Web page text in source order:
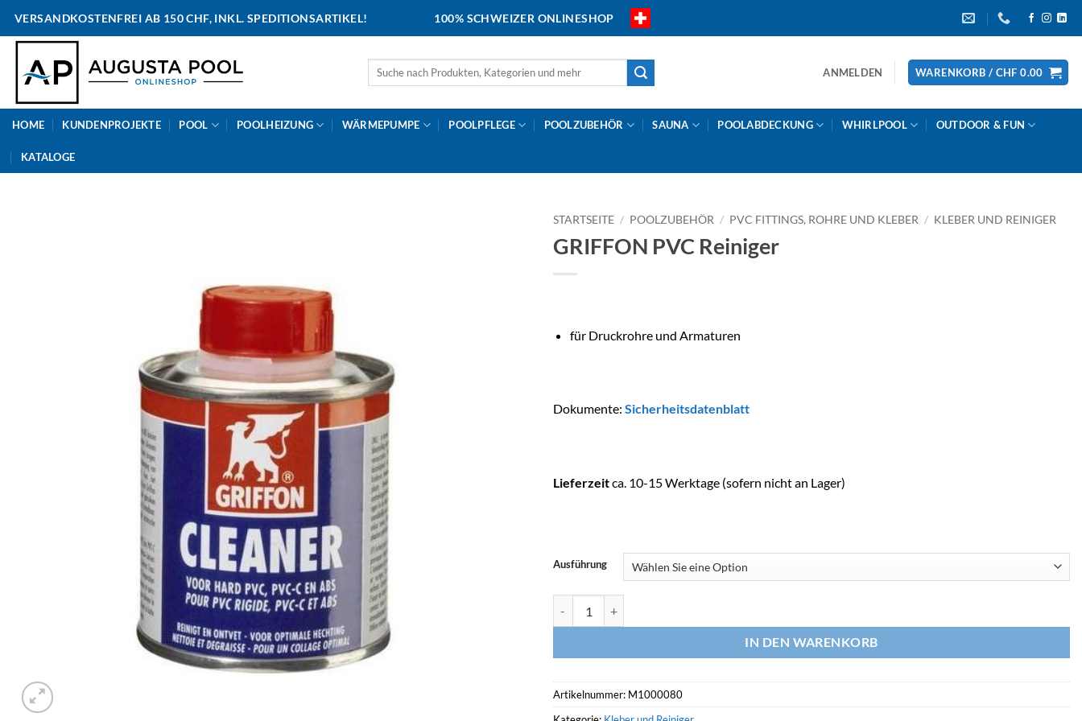
VERSANDKOSTENFREI AB 150 CHF, INKL. SPEDITIONSARTIKEL! 100% SCHWEIZER ONLINESHOP
Suche
ANMELDEN WARENKORB / CHF 0.00
HOME KUNDENPROJEKTE POOL POOLHEIZUNG WÄRMEPUMPE POOLPFLEGE POOLZUBEHÖR SAUNA POOLABDECKUNG WHIRLPOOL OUTDOOR & FUN
KATALOGE
STARTSEITE / POOLZUBEHÖR / PVC FITTINGS, ROHRE UND KLEBER / KLEBER UND REINIGER
GRIFFON PVC Reiniger
für Druckrohre und Armaturen
Dokumente: Sicherheitsdatenblatt
Lieferzeitca. 10-15 Werktage (sofern nicht an Lager)
Ausführung
IN DEN WARENKORB
Artikelnummer: M1000080